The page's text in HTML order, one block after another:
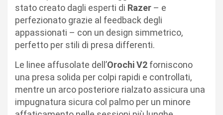
stato creato dagli esperti di Razer – e
perfezionato grazie al feedback degli
appassionati – con un design simmetrico,
perfetto per stili di presa differenti.
Le linee affusolate dell’Orochi V2 forniscono
una presa solida per colpi rapidi e controllati,
mentre un arco posteriore rialzato assicura una
impugnatura sicura col palmo per un minore